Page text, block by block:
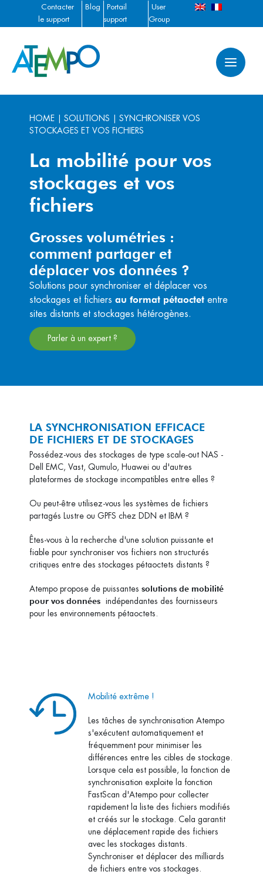
Contacter
le support
Blog
Portail
support
User
Group
HOME SOLUTIONS
SYNCHRONISER VOS
STOCKAGES ET VOS FICHIERS
La mobilité pour vos
stockages et vos
fichiers
Grosses volumétries :
comment partager et
déplacer vos données ?
Solutions pour synchroniser et déplacer vos
stockages et fichiers au format pétaoctet entre
sites distants et stockages hétérogènes.
Parler à un expert ?
LA SYNCHRONISATION EFFICACE
DE FICHIERS ET DE STOCKAGES
Possédez-vous des stockages de type scale-out NAS -
Dell EMC, Vast, Qumulo, Huawei ou d'autres
plateformes de stockage incompatibles entre elles ?
Ou peut-être utilisez-vous les systèmes de fichiers
partagés Lustre ou GPFS chez DDN et IBM ?
Êtes-vous à la recherche d'une solution puissante et
fiable pour synchroniser vos fichiers non structurés
critiques entre des stockages pétaoctets distants ?
Atempo propose de puissantes solutions de mobilité
pour vos données indépendantes des fournisseurs
pour les environnements pétaoctets.
Mobilité extrême !
Les tâches de synchronisation Atempo
s'exécutent automatiquement et
fréquemment pour minimiser les
différences entre les cibles de stockage.
Lorsque cela est possible, la fonction de
synchronisation exploite la fonction
FastScan d'Atempo pour collecter
rapidement la liste des fichiers modifiés
et créés sur le stockage. Cela garantit
une déplacement rapide des fichiers
avec les stockages distants.
Synchroniser et déplacer des milliards
de fichiers entre vos stockages.